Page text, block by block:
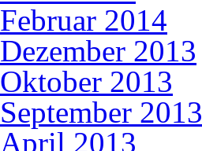
Februar 2014
Dezember 2013
Oktober 2013
September 2013
April 2013